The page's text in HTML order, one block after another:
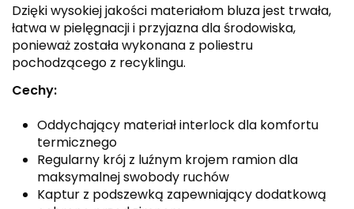
Dzięki wysokiej jakości materiałom bluza jest trwała,
łatwa w pielęgnacji i przyjazna dla środowiska,
ponieważ została wykonana z poliestru
pochodzącego z recyklingu.
Cechy:
Oddychający materiał interlock dla komfortu
termicznego
Regularny krój z luźnym krojem ramion dla
maksymalnej swobody ruchów
Kaptur z podszewką zapewniający dodatkową